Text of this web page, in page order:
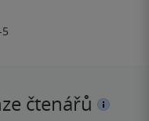
čtenářů